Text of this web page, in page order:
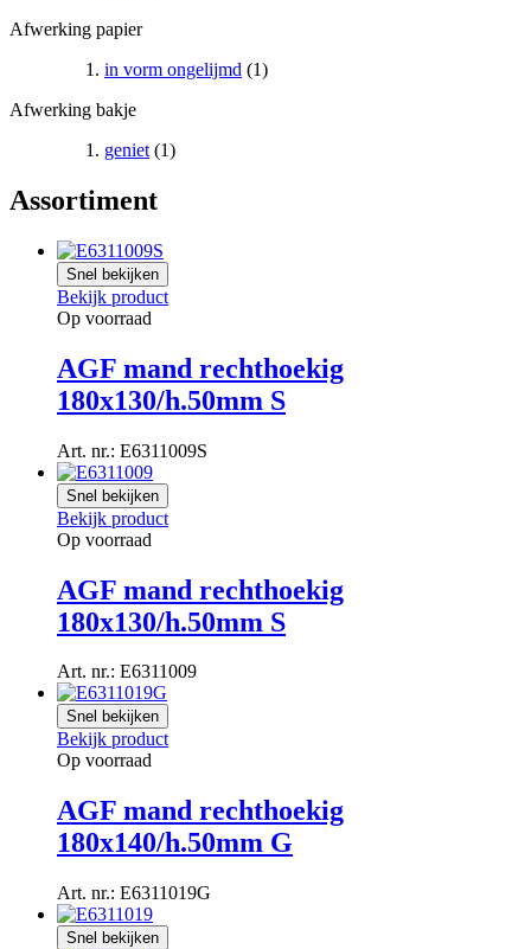
Afwerking papier
in vorm ongelijmd (1)
Afwerking bakje
geniet (1)
Assortiment
Snel bekijken
Bekijk product
Op voorraad
AGF mand rechthoekig
180x130/h.50mm S
Art. nr.: E6311009S
Snel bekijken
Bekijk product
Op voorraad
AGF mand rechthoekig
180x130/h.50mm S
Art. nr.: E6311009
Snel bekijken
Bekijk product
Op voorraad
AGF mand rechthoekig
180x140/h.50mm G
Art. nr.: E6311019G
Snel bekijken